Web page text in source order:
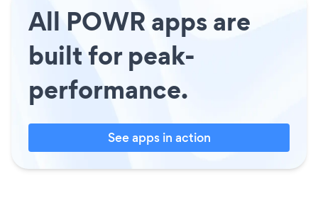
All POWR apps are
built for peak-
performance.
See apps in action